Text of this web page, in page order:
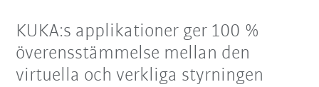
KUKA:s applikationer ger 100 %
överensstämmelse mellan den
virtuella och verkliga styrningen